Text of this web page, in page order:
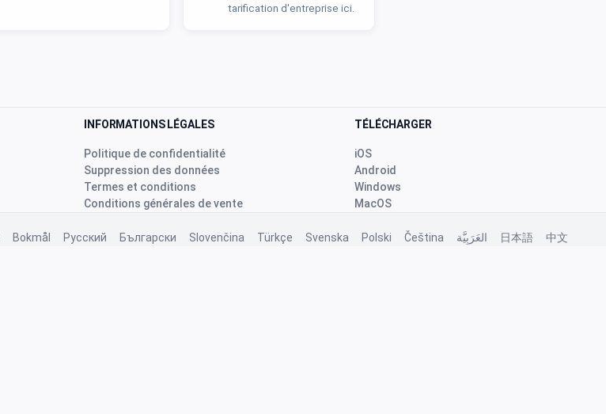
tarification d'entreprise ici.
INFORMATIONS LÉGALES
Politique de confidentialité
Suppression des données
Termes et conditions
Conditions générales de vente
TÉLÉCHARGER
iOS
Android
Windows
MacOS
Bokmål Русский Български Slovenčina Türkçe Svenska Polski Čeština العَرَبِيَّة 日本語 中文